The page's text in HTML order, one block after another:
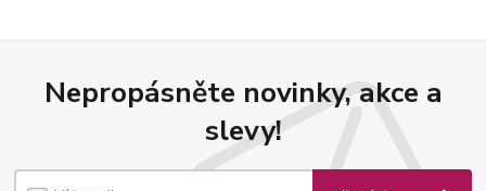
Nepropásněte novinky, akce a
slevy!